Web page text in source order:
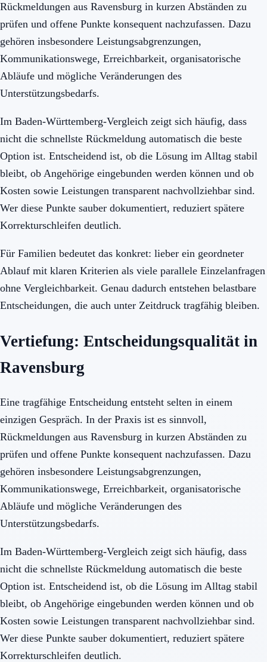
Rückmeldungen aus Ravensburg in kurzen Abständen zu
prüfen und offene Punkte konsequent nachzufassen. Dazu
gehören insbesondere Leistungsabgrenzungen,
Kommunikationswege, Erreichbarkeit, organisatorische
Abläufe und mögliche Veränderungen des
Unterstützungsbedarfs.
Im Baden-Württemberg-Vergleich zeigt sich häufig, dass
nicht die schnellste Rückmeldung automatisch die beste
Option ist. Entscheidend ist, ob die Lösung im Alltag stabil
bleibt, ob Angehörige eingebunden werden können und ob
Kosten sowie Leistungen transparent nachvollziehbar sind.
Wer diese Punkte sauber dokumentiert, reduziert spätere
Korrekturschleifen deutlich.
Für Familien bedeutet das konkret: lieber ein geordneter
Ablauf mit klaren Kriterien als viele parallele Einzelanfragen
ohne Vergleichbarkeit. Genau dadurch entstehen belastbare
Entscheidungen, die auch unter Zeitdruck tragfähig bleiben.
Vertiefung: Entscheidungsqualität in
Ravensburg
Eine tragfähige Entscheidung entsteht selten in einem
einzigen Gespräch. In der Praxis ist es sinnvoll,
Rückmeldungen aus Ravensburg in kurzen Abständen zu
prüfen und offene Punkte konsequent nachzufassen. Dazu
gehören insbesondere Leistungsabgrenzungen,
Kommunikationswege, Erreichbarkeit, organisatorische
Abläufe und mögliche Veränderungen des
Unterstützungsbedarfs.
Im Baden-Württemberg-Vergleich zeigt sich häufig, dass
nicht die schnellste Rückmeldung automatisch die beste
Option ist. Entscheidend ist, ob die Lösung im Alltag stabil
bleibt, ob Angehörige eingebunden werden können und ob
Kosten sowie Leistungen transparent nachvollziehbar sind.
Wer diese Punkte sauber dokumentiert, reduziert spätere
Korrekturschleifen deutlich.